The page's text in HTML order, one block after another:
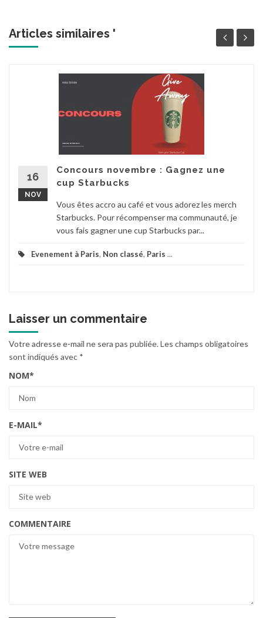
Articles similaires '
16
NOV
Concours novembre : Gagnez une
cup Starbucks
Vous êtes accro au café et vous adorez les merch
Starbucks. Pour récompenser ma communauté, je
vous fais gagner une cup Starbucks par...
Evenement à Paris, Non classé, Paris ...
Laisser un commentaire
Votre adresse e-mail ne sera pas publiée.Les champs obligatoires
sont indiqués avec *
NOM*
E-MAIL*
SITE WEB
COMMENTAIRE